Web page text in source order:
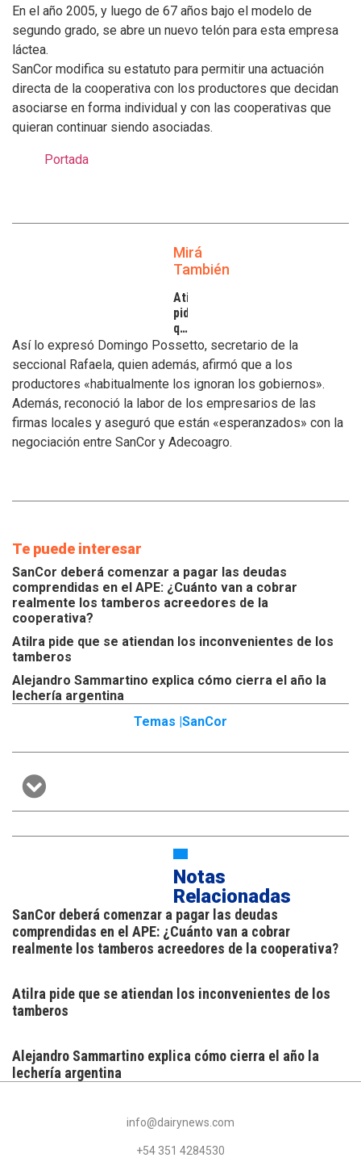
En el año 2005, y luego de 67 años bajo el modelo de
segundo grado, se abre un nuevo telón para esta empresa
láctea.
SanCor modifica su estatuto para permitir una actuación
directa de la cooperativa con los productores que decidan
asociarse en forma individual y con las cooperativas que
quieran continuar siendo asociadas.
Portada
Mirá
También
Atilra
pide
que
se
atiendan
los
inconvenientes
de
los
tamberos
Así lo expresó Domingo Possetto, secretario de la
seccional Rafaela, quien además, afirmó que a los
productores «habitualmente los ignoran los gobiernos».
Además, reconoció la labor de los empresarios de las
firmas locales y aseguró que están «esperanzados» con la
negociación entre SanCor y Adecoagro.
Te puede interesar
SanCor deberá comenzar a pagar las deudas
comprendidas en el APE: ¿Cuánto van a cobrar
realmente los tamberos acreedores de la
cooperativa?
Atilra pide que se atiendan los inconvenientes de los
tamberos
Alejandro Sammartino explica cómo cierra el año la
lechería argentina
Temas |SanCor
Notas
Relacionadas
SanCor deberá comenzar a pagar las deudas
comprendidas en el APE: ¿Cuánto van a cobrar
realmente los tamberos acreedores de la cooperativa?
Atilra pide que se atiendan los inconvenientes de los
tamberos
Alejandro Sammartino explica cómo cierra el año la
lechería argentina
info@dairynews.com
+54 351 4284530